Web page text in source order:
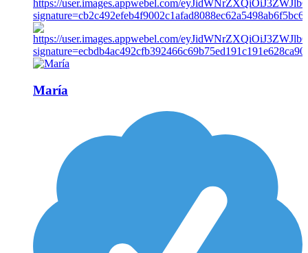
María